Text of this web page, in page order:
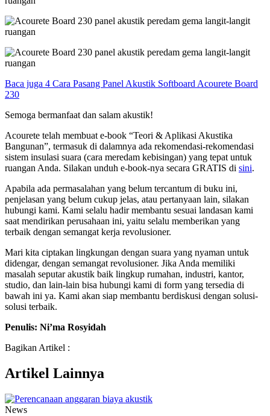
Baca juga 4 Cara Pasang Panel Akustik Softboard Acourete Board
230
Semoga bermanfaat dan salam akustik!
Acourete telah membuat e-book “Teori & Aplikasi Akustika
Bangunan”, termasuk di dalamnya ada rekomendasi-rekomendasi
sistem insulasi suara (cara meredam kebisingan) yang tepat untuk
ruangan Anda. Silakan unduh e-book-nya secara GRATIS di sini.
Apabila ada permasalahan yang belum tercantum di buku ini,
penjelasan yang belum cukup jelas, atau pertanyaan lain, silakan
hubungi kami. Kami selalu hadir membantu sesuai landasan kami
saat mendirikan perusahaan ini, yaitu selalu memberikan yang
terbaik dengan semangat kerja revolusioner.
Mari kita ciptakan lingkungan dengan suara yang nyaman untuk
didengar, dengan semangat revolusioner. Jika Anda memiliki
masalah seputar akustik baik lingkup rumahan, industri, kantor,
studio, dan lain-lain bisa hubungi kami di form yang tersedia di
bawah ini ya. Kami akan siap membantu berdiskusi dengan solusi-
solusi terbaik.
Penulis: Ni’ma Rosyidah
Bagikan Artikel :
Artikel Lainnya
News